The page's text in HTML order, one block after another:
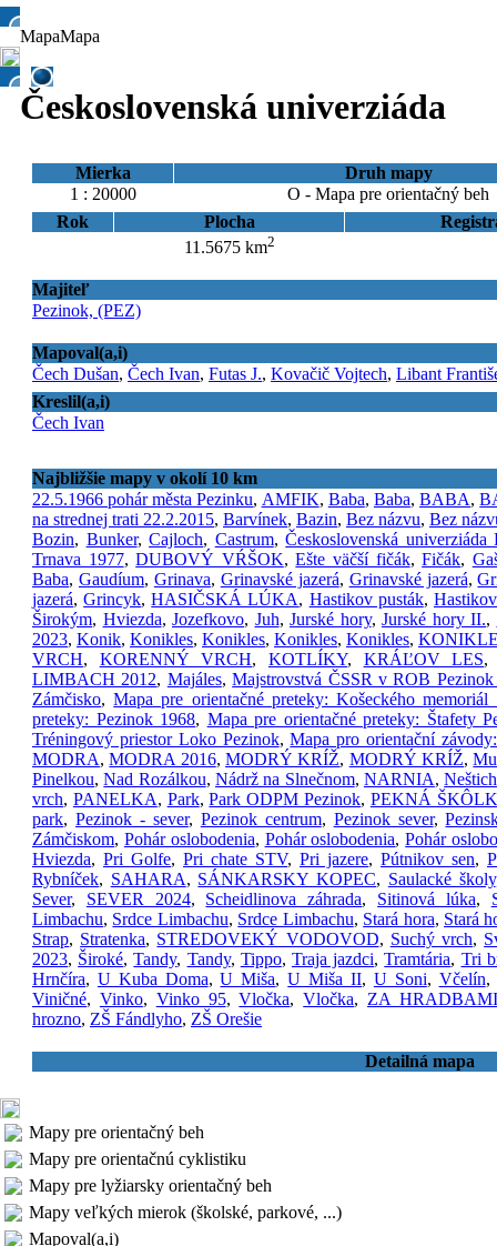
MapaMapa
Československá univerziáda
Mierka
Druh mapy
1 : 20000
O - Mapa pre orientačný beh
Rok
Plocha
11.5675 km2
Majiteľ
Pezinok, (PEZ)
Mapoval(a,i)
Čech Dušan, Čech Ivan, Futas J., Kovačič Vojtech, Libant
Kreslil(a,i)
Čech Ivan
Najbližšie mapy v okolí 10 km
22.5.1966 pohár města Pezinku, AMFIK, Baba, Baba,BABA,
na strednej trati 22.2.2015, Barvínek, Bazin, Bez názvu, Bez
Bozin, Bunker,Cajloch, Castrum,Československá univerziáda
Trnava 1977,DUBOVÝ VŔŠOK,Ešte väčší fičák,Fičák,
Baba, Gaudíum, Grinava, Grinavské jazerá, Grinavské jazerá,
jazerá,Grincyk,HASIČSKÁ LÚKA, Hastikov pusták,
Širokým, Hviezda, Jozefkovo, Juh, Jurské hory, Jurské hory II.,
2023, Konik, Konikles, Konikles, Konikles, Konikles,
VRCH, KORENNÝ VRCH, KOTLÍKY, KRÁĽOV LES
LIMBACH 2012, Majáles,Majstrovstvá ČSSR v ROB Pezinok
Zámčisko,Mapa pre orientačné preteky: Košeckého
preteky: Pezinok 1968, Mapa pre orientačné preteky: Štafety
Tréningový priestor Loko Pezinok,Mapa pro orientační
MODRA,MODRA 2016,MODRÝ KRÍŽ, MODRÝ KRÍŽ,
Pinelkou,Nad Rozálkou, Nádrž na Slnečnom, NARNIA,Neštich
vrch, PANELKA, Park,Park ODPM Pezinok, PEKNÁ
park, Pezinok - sever, Pezinok centrum, Pezinok sever,
Zámčiskom, Pohár oslobodenia, Pohár oslobodenia,Pohár
Hviezda, Pri Golfe, Pri chate STV, Pri jazere, Pútnikov sen,
Rybníček, SAHARA, SÁNKARSKY KOPEC, Saulacké školy
Sever, SEVER 2024, Scheidlinova záhrada, Sitinová lúka,
Limbachu, Srdce Limbachu, Srdce Limbachu, Stará hora, Stará
Strap, Stratenka, STREDOVEKÝ VODOVOD, Suchý vrch,
2023, Široké,Tandy, Tandy, Tippo, Traja jazdci,Tramtária, Tri
Hrnčíra, U Kuba Doma,U Miša,U Miša II, U Soni, Včelín,
Viničné, Vinko, Vinko 95,Vločka,Vločka,ZA HRADBAMI
hrozno, ZŠ Fándlyho, ZŠ Orešie
Detailná mapa
Mapy pre orientačný beh
Mapy pre orientačnú cyklistiku
Mapy pre lyžiarsky orientačný beh
Mapy veľkých mierok (školské, parkové, ...)
Mapoval(a,i)